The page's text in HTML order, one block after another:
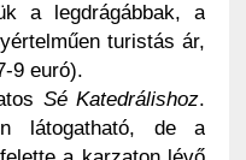
a legdrágábbak, a
turistás ár,
9 euró).
Sé Katedrálishoz.
látogatható, de a